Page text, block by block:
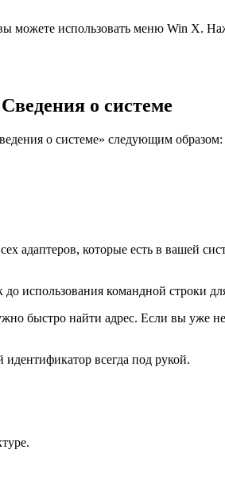
можете использовать меню Win X.
о системе
о системе» следующим образом:
которые есть в вашей
использования командной строки
быстро найти адрес. Если вы уже
идентификатор всегда под рукой.